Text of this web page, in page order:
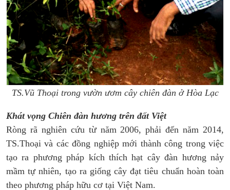
TS.Vũ Thoại trong vườn ươm cây chiên đàn ở Hòa Lạc
Khát vọng Chiên đàn hương trên đất Việt
Ròng rã nghiên cứu từ năm 2006, phải đến năm 2014,
TS.Thoại và các đồng nghiệp mới thành công trong việc
tạo ra phương pháp kích thích hạt cây đàn hương nảy
mầm tự nhiên, tạo ra giống cây đạt tiêu chuẩn hoàn toàn
theo phương pháp hữu cơ tại Việt Nam.